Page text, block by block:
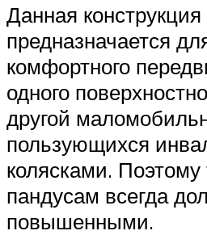
Данная конструкция
предназначается
комфортного
одного
другой
пользующихся
колясками. Поэтому
пандусам всегда
повышенными.